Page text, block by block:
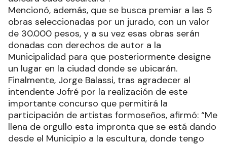
Mencionó, además, que se busca premiar a las 5
obras seleccionadas por un jurado, con un valor
de 30.000 pesos, y a su vez esas obras serán
donadas con derechos de autor a la
Municipalidad para que posteriormente designe
un lugar en la ciudad donde se ubicarán.
Finalmente, Jorge Balassi, tras agradecer al
intendente Jofré por la realización de este
importante concurso que permitirá la
participación de artistas formoseños, afirmó: “Me
llena de orgullo esta impronta que se está dando
desde el Municipio a la escultura, donde tengo